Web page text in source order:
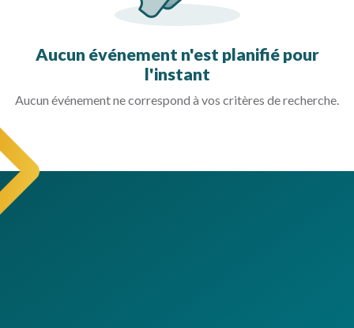
Aucun événement n'est planifié pour
l'instant
Aucun événement ne correspond à vos critères de recherche.